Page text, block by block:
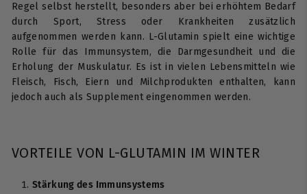
Regel selbst herstellt, besonders aber bei erhöhtem Bedarf
durch Sport, Stress oder Krankheiten zusätzlich
aufgenommen werden kann. L-Glutamin spielt eine wichtige
Rolle für das Immunsystem, die Darmgesundheit und die
Erholung der Muskulatur. Es ist in vielen Lebensmitteln wie
Fleisch, Fisch, Eiern und Milchprodukten enthalten, kann
jedoch auch als Supplement eingenommen werden.
VORTEILE VON L-GLUTAMIN IM WINTER
Stärkung des Immunsystems